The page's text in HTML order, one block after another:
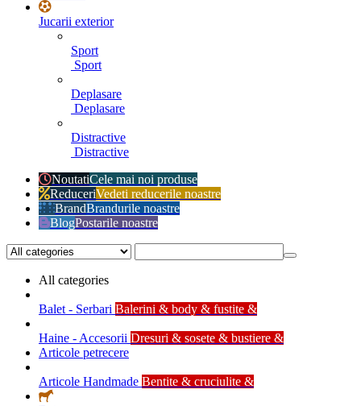
Jucarii exterior
Sport
Sport
Deplasare
Deplasare
Distractive
Distractive
NoutatiCele mai noi produse
ReduceriVedeti reducerile noastre
BrandBrandurile noastre
BlogPostarile noastre
All categories
Balet - Serbari Balerini & body & fustite &
Haine - Accesorii Dresuri & sosete & bustiere &
Articole petrecere
Articole Handmade Bentite & cruciulite &